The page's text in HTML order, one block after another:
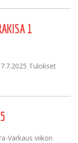
1
Tulokset
Varkaus viikon